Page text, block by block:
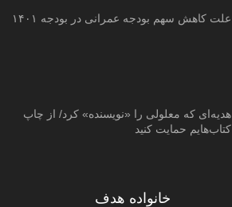
علت کاهش سهم بودجه عمرانی در بودجه ۱۴۰۱
هدیه‌ای که معلولی را «نویسنده» کرد/ از چاپ
کتاب‌هایم حمایت کنید
خانواده هدف